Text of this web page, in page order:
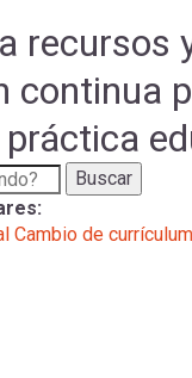
recursos
continua
Buscar
Cambio de currículum